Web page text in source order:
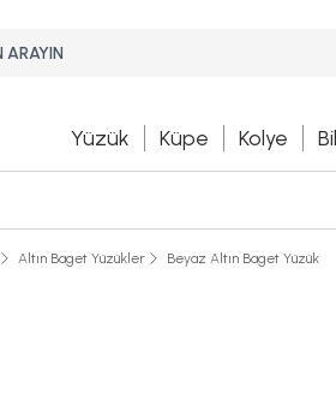
Yüzük Küpe Kolye
Altın Baget Yüzükler Beyaz Altın Baget Yüzük